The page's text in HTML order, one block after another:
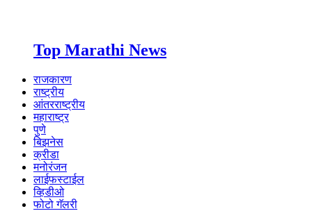
Top Marathi News
राजकारण
राष्ट्रीय
आंतरराष्ट्रीय
महाराष्ट्र
पुणे
बिझनेस
क्रीडा
मनोरंजन
लाईफस्टाईल
व्हिडीओ
फोटो गॅलरी